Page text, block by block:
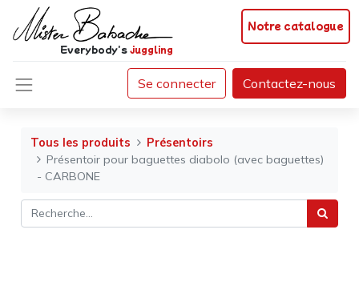
Notre catalogue
Everybody'sjuggling
Se connecter Contactez-nous
Tous les produits
Présentoirs
Présentoir pour baguettes diabolo (avec baguettes)
- CARBONE